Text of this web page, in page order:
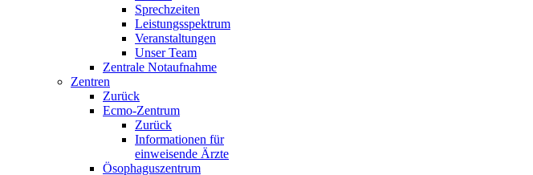
Sprechzeiten
Leistungsspektrum
Veranstaltungen
Unser Team
Zentrale Notaufnahme
Zentren
Zurück
Ecmo-Zentrum
Zurück
Informationen für
einweisende Ärzte
Ösophaguszentrum